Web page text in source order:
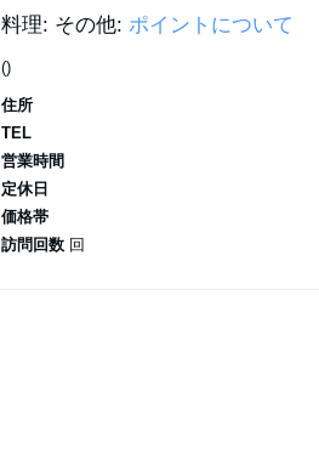
料理: その他: ポイントについて
()
住所
TEL
営業時間
定休日
価格帯
訪問回数 回